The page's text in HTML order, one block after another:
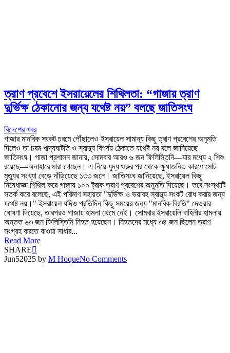
ত্রাণ প্রবেশে ইসরায়েলের শিথিলতা: “গাজায় ত্রাণ
দুর্ভিক্ষ ঠেকানোর জন্য যথেষ্ট নয়” বলছে জাতিসংঘ
বিদেশের খবর
গাজার মানবিক সংকট চরমে পৌঁছালেও ইসরায়েল সামান্য কিছু ত্রাণ প্রবেশের অনুমতি
দিলেও তা চরম খাদ্যঘাটতি ও স্বাস্থ্য বিপর্যয় ঠেকাতে যথেষ্ট নয় বলে জানিয়েছে
জাতিসংঘ। গাজা প্রশাসন জানায়, সোমবার আরও ৬ জন ফিলিস্তিনি—যার মধ্যে ২ শিশু
রয়েছে—অনাহারে মারা গেছেন। এ নিয়ে যুদ্ধ শুরুর পর থেকে ক্ষুধাজনিত কারণে মোট
মৃত্যুর সংখ্যা বেড়ে দাঁড়িয়েছে ১৩৩ জনে। জাতিসংঘ জানিয়েছে, ইসরায়েল কিছু
নিষেধাজ্ঞা শিথিল করে গাজায় ১০০ ট্রাক ত্রাণ প্রবেশের অনুমতি দিয়েছে। তবে সংস্থাটি
সতর্ক করে বলেছে, এই পরিমাণ সহায়তা "দুর্ভিক্ষ ও ভয়াবহ স্বাস্থ্য সংকট রোধ করার জন্য
যথেষ্ট নয়।" ইসরায়েল যদিও প্রতিদিন কিছু সময়ের জন্য "মানবিক বিরতি" দেওয়ার
ঘোষণা দিয়েছে, তারপরও গাজায় হামলা থেমে নেই। সোমবার ইসরায়েলি বাহিনীর হামলায়
অন্তত ৬৩ জন ফিলিস্তিনি নিহত হয়েছেন। নিহতদের মধ্যে ৩৪ জন ছিলেন ত্রাণ
সংগ্রহ করতে যাওয়া সাধার...
Read More
SHARE
Jun52025 by M HoqueNo Comments